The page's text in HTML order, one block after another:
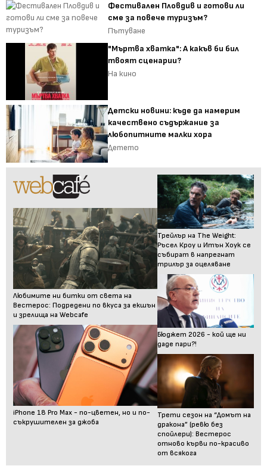
Фестивален Пловдив и готови ли
сме за повече туризъм?
Пътуване
"Мъртва хватка": А какъв би бил
твоят сценарии?
На кино
Детски новини: къде да намерим
качествено съдържание за
любопитните малки хора
Детето
Любимите ни битки от света на
Вестерос: Подредени по вкуса за екшън
и зрелища на Webcafe
iPhone 18 Pro Max - по-цветен, но и по-
съкрушителен за джоба
Трейлър на The Weight:
Ръсел Кроу и Итън Хоук се
събират в напрегнат
трилър за оцеляване
Бюджет 2026 - кой ще ни
даде пари?!
Трети сезон на “Домът на
дракона” (ревю без
спойлери): Вестерос
отново кърви по-красиво
от всякога